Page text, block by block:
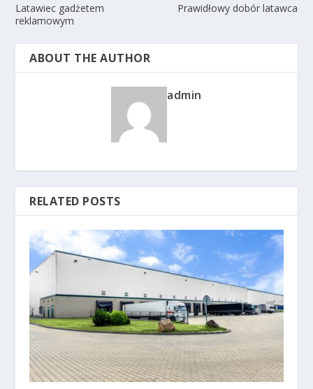
Latawiec gadżetem
reklamowym
Prawidłowy dobór latawca
ABOUT THE AUTHOR
admin
RELATED POSTS